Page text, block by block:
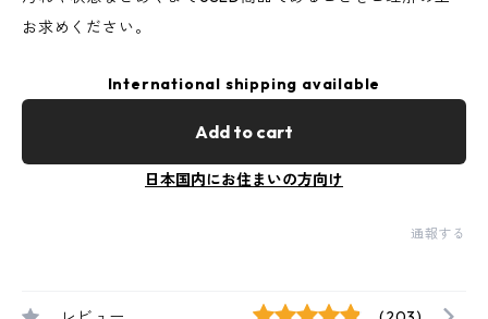
お求めください。
International shipping available
Add to cart
日本国内にお住まいの方向け
通報する